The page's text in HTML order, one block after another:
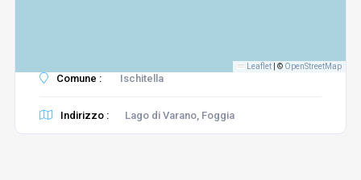
Leaflet © OpenStreetMap
Comune : Ischitella
Indirizzo : Lago di Varano, Foggia